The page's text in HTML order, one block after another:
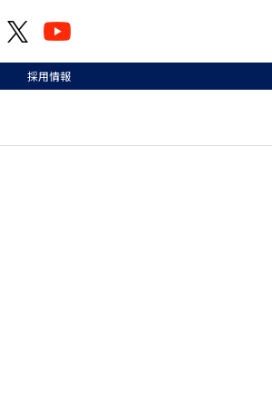
採用情報